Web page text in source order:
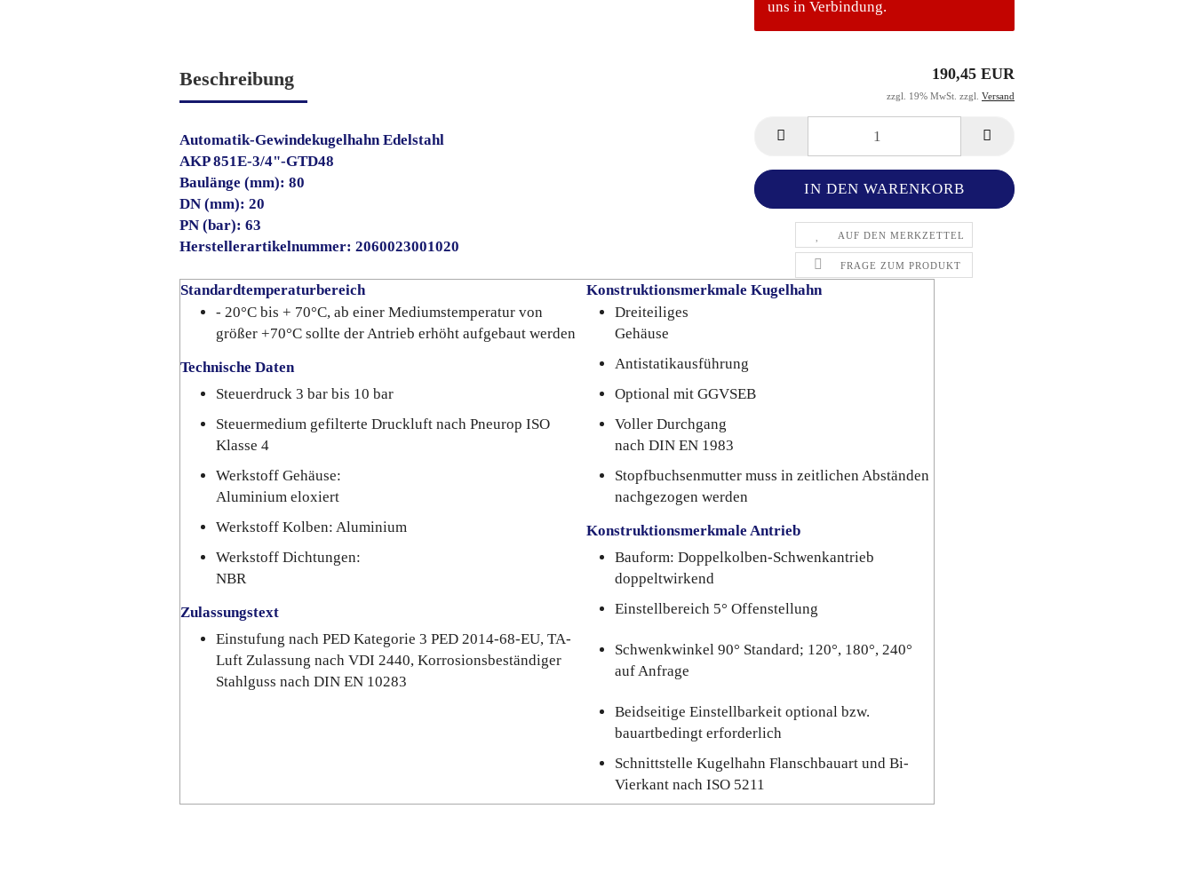
uns in Verbindung.
190,45 EUR
zzgl. 19% MwSt. zzgl. Versand
AUF DEN MERKZETTEL
FRAGE ZUM PRODUKT
Beschreibung
Automatik-Gewindekugelhahn Edelstahl
AKP 851E-3/4"-GTD48
Baulänge (mm): 80
DN (mm): 20
PN (bar): 63
Herstellerartikelnummer: 2060023001020
Standardtemperaturbereich
Konstruktionsmerkmale Kugelhahn
- 20°C bis + 70°C, ab einer Mediumstemperatur von
größer +70°C sollte der Antrieb erhöht aufgebaut werden
Dreiteiliges
Gehäuse
Technische Daten
Antistatikausführung
Steuerdruck 3 bar bis 10 bar
Optional mit GGVSEB
Steuermedium gefilterte Druckluft nach Pneurop ISO
Klasse 4
Voller Durchgang
nach DIN EN 1983
Werkstoff Gehäuse:
Aluminium eloxiert
Stopfbuchsenmutter muss in zeitlichen Abständen
nachgezogen werden
Werkstoff Kolben: Aluminium
Konstruktionsmerkmale Antrieb
Werkstoff Dichtungen:
NBR
Bauform: Doppelkolben-Schwenkantrieb
doppeltwirkend
Zulassungstext
Einstellbereich 5° Offenstellung
Einstufung nach PED Kategorie 3 PED 2014-68-EU, TA-
Luft Zulassung nach VDI 2440, Korrosionsbeständiger
Stahlguss nach DIN EN 10283
Schwenkwinkel 90° Standard; 120°, 180°, 240°
auf Anfrage
Beidseitige Einstellbarkeit optional bzw.
bauartbedingt erforderlich
Schnittstelle Kugelhahn Flanschbauart und Bi-
Vierkant nach ISO 5211